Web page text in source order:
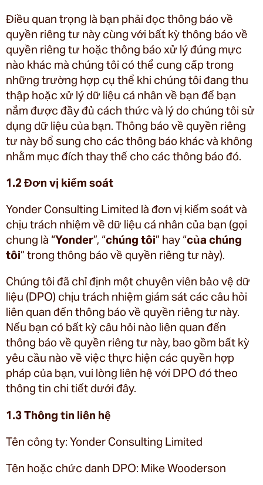
Điều quan trọng là bạn phải đọc thông báo về
quyền riêng tư này cùng với bất kỳ thông báo về
quyền riêng tư hoặc thông báo xử lý đúng mực
nào khác mà chúng tôi có thể cung cấp trong
những trường hợp cụ thể khi chúng tôi đang thu
thập hoặc xử lý dữ liệu cá nhân về bạn để bạn
nắm được đầy đủ cách thức và lý do chúng tôi sử
dụng dữ liệu của bạn. Thông báo về quyền riêng
tư này bổ sung cho các thông báo khác và không
nhằm mục đích thay thế cho các thông báo đó.
1.2 Đơn vị kiểm soát
Yonder Consulting Limited là đơn vị kiểm soát và
chịu trách nhiệm về dữ liệu cá nhân của bạn (gọi
chung là “Yonder”, “chúng tôi” hay “của chúng
tôi” trong thông báo về quyền riêng tư này).
Chúng tôi đã chỉ định một chuyên viên bảo vệ dữ
liệu (DPO) chịu trách nhiệm giám sát các câu hỏi
liên quan đến thông báo về quyền riêng tư này.
Nếu bạn có bất kỳ câu hỏi nào liên quan đến
thông báo về quyền riêng tư này, bao gồm bất kỳ
yêu cầu nào về việc thực hiện các quyền hợp
pháp của bạn, vui lòng liên hệ với DPO đó theo
thông tin chi tiết dưới đây.
1.3 Thông tin liên hệ
Tên công ty: Yonder Consulting Limited
Tên hoặc chức danh DPO: Mike Wooderson